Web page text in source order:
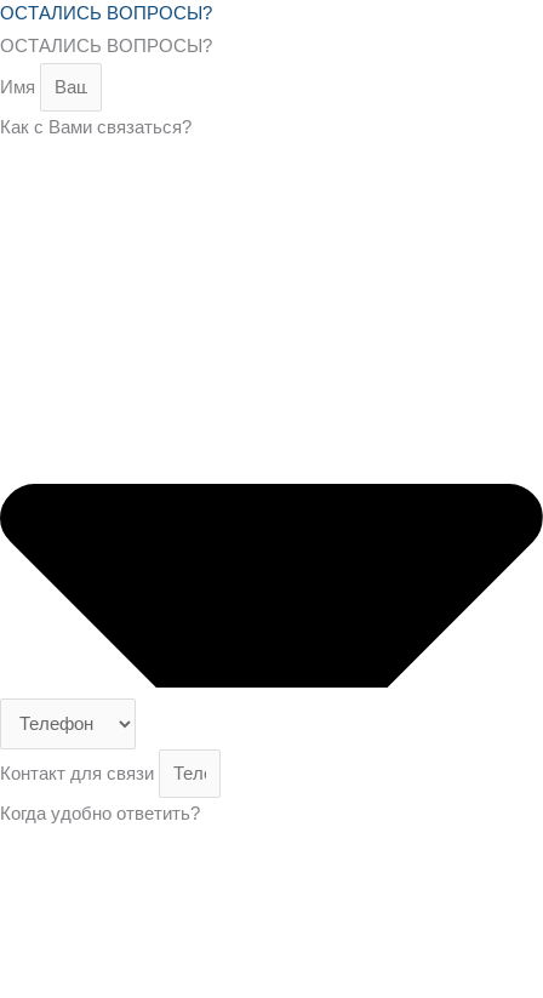
ОСТАЛИСЬ ВОПРОСЫ?
ОСТАЛИСЬ ВОПРОСЫ?
Имя
Как с Вами связаться?
Контакт для связи
Когда удобно ответить?